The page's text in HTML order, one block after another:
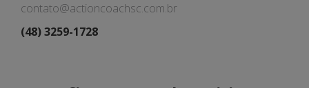
contato@actioncoachsc.com.br
(48) 3259-1728